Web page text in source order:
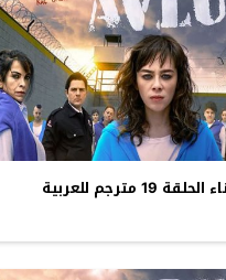
مترجم للعربية